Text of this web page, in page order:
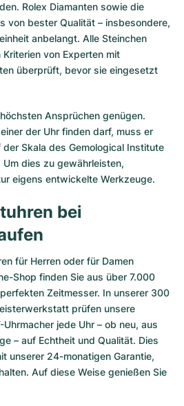
Rolex Diamanten sowie die
von bester Qualität – insbesondere,
anbelangt. Alle Steinchen
von Experten mit
überprüft, bevor sie eingesetzt
Ansprüchen genügen.
der Uhr finden darf, muss er
Skala des Gemological Institute
dies zu gewährleisten,
eigens entwickelte Werkzeuge.
bei
für Herren oder für Damen
Shop finden Sie aus über 7.000
Zeitmesser. In unserer 300
prüfen unsere
Uhrmacher jede Uhr – ob neu, aus
– auf Echtheit und Qualität. Dies
unserer 24-monatigen Garantie,
Auf diese Weise genießen Sie